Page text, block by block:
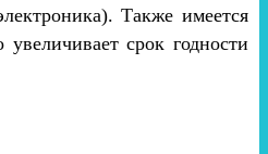
Также имеется
срок годности